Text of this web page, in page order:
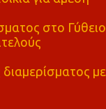
στο Γύθειο
με